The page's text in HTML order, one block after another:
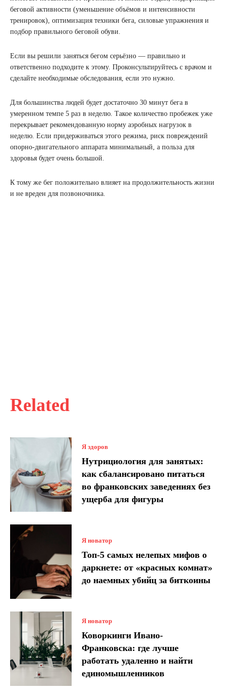
Related
Я здоров
Нутрициология для занятых:
как сбалансировано питаться
во франковских заведениях без
ущерба для фигуры
Я новатор
Топ-5 самых нелепых мифов о
даркнете: от «красных комнат»
до наемных убийц за биткоины
Я новатор
Коворкинги Ивано-
Франковска: где лучше
работать удаленно и найти
единомышленников
беговой активности (уменьшение объёмов и интенсивности
тренировок), оптимизация техники бега, силовые упражнения и
подбор правильного беговой обуви.
Если вы решили заняться бегом серьёзно — правильно и
ответственно подходите к этому. Проконсультируйтесь с врачом и
сделайте необходимые обследования, если это нужно.
Для большинства людей будет достаточно 30 минут бега в
умеренном темпе 5 раз в неделю. Такое количество пробежек уже
перекрывает рекомендованную норму аэробных нагрузок в
неделю. Если придерживаться этого режима, риск повреждений
опорно-двигательного аппарата минимальный, а польза для
здоровья будет очень большой.
К тому же бег положительно влияет на продолжительность жизни
и не вреден для позвоночника.